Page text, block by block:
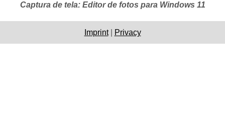
Captura de tela: Editor de fotos para Windows 11
Imprint| Privacy